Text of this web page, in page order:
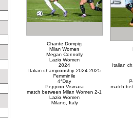
Chante Dompig
Milan Women
Megan Connolly
Lazio Women
2024
Italian championship 2024 2025
Femminile
4°Day
Peppino Vismara
match between Milan Women 2-1
Lazio Women
Milano, Italy
Italian
match